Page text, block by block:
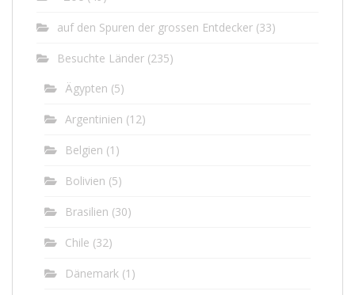
auf den Spuren der grossen Entdecker (33)
Besuchte Länder (235)
Ägypten (5)
Argentinien (12)
Belgien (1)
Bolivien (5)
Brasilien (30)
Chile (32)
Dänemark (1)